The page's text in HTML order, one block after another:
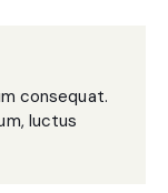
consequat.
luctus